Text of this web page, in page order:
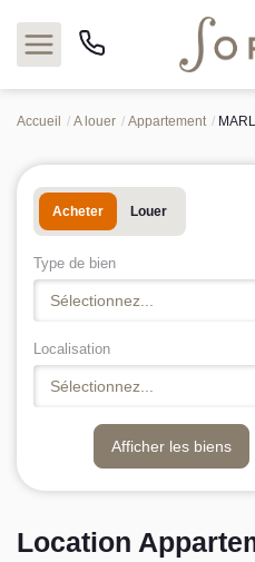
Acheter
Louer
Estimer
Neuf
Gestion
Syndic
L’équipe sorec
Accueil A louer Appartement
Acheter Louer
Type de bien
Sélectionnez...
Localisation
Sélectionnez...
Location